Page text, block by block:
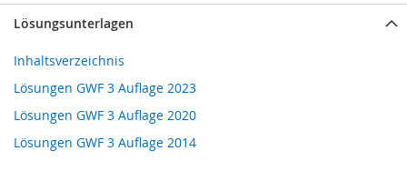
Lösungsunterlagen
Inhaltsverzeichnis
Lösungen GWF 3 Auflage 2023
Lösungen GWF 3 Auflage 2020
Lösungen GWF 3 Auflage 2014